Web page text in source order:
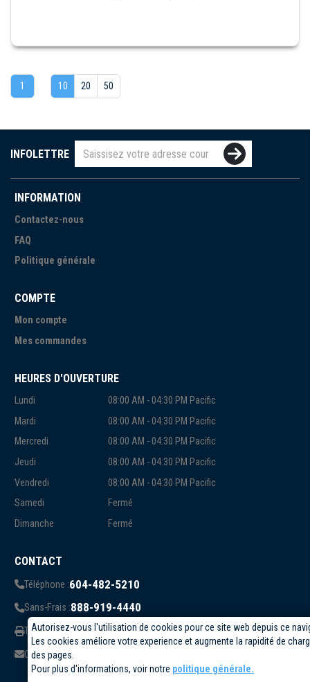
Autorisez-vous l'utilisation de cookies pour ce site web depuis ce
Les cookies améliore votre experience et augmente la rapidité de
des pages.
Pour plus d'informations, voir notre politique générale.
1 10 20 50
INFOLETTRE
INFORMATION
Contactez-nous
FAQ
Politique générale
COMPTE
Mon compte
Mes commandes
HEURES D'OUVERTURE
Lundi
08:00 AM - 04:30 PM Pacific
Mardi
08:00 AM - 04:30 PM Pacific
Mercredi
08:00 AM - 04:30 PM Pacific
Jeudi
08:00 AM - 04:30 PM Pacific
Vendredi
08:00 AM - 04:30 PM Pacific
Samedi
Fermé
Dimanche
Fermé
CONTACT
Téléphone :604-482-5210
Sans-Frais :888-919-4440
Télécopieur:819-823-1006
Courriel:info@circuittest.com